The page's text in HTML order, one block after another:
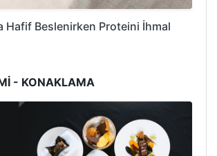
Hafif Beslenirken Proteini İhmal
- KONAKLAMA